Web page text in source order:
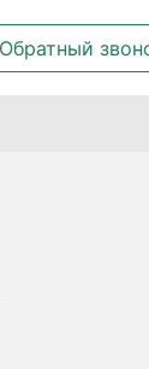
Обратный